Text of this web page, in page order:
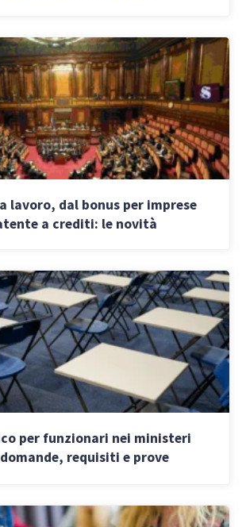
lavoro, dal bonus per imprese
a crediti: le novità
per funzionari nei ministeri
domande, requisiti e prove